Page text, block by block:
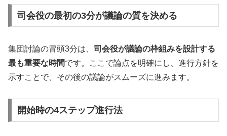
司会役の最初の3分が議論の質を決める
集団討論の冒頭3分は、 司会役が議論の枠組みを設計する
最も重要な時間です。ここで論点を明確にし、進行方針を
示すことで、その後の議論がスムーズに進みます。
開始時の4ステップ進行法